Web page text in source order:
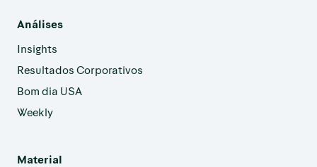
Análises
Insights
Resultados Corporativos
Bom dia USA
Weekly
Material